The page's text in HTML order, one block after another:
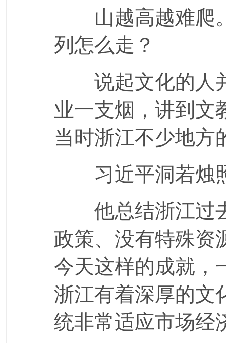
山越高越难爬。
列怎么走？
说起文化的人并
业一支烟，讲到文
当时浙江不少地方
习近平洞若烛
他总结浙江过去
政策、没有特殊资
今天这样的成就，
浙江有着深厚的文
统非常适应市场经